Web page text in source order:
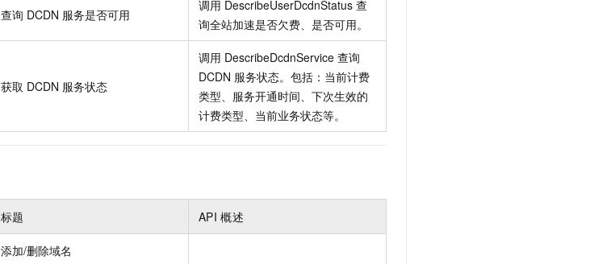
查询 DCDN 服务是否可用
调用 DescribeUserDcdnStatus 查
询全站加速是否欠费、是否可用。
获取 DCDN 服务状态
调用 DescribeDcdnService 查询
DCDN 服务状态。包括：当前计费
类型、服务开通时间、下次生效的
计费类型、当前业务状态等。
标题 API 概述
添加/删除域名